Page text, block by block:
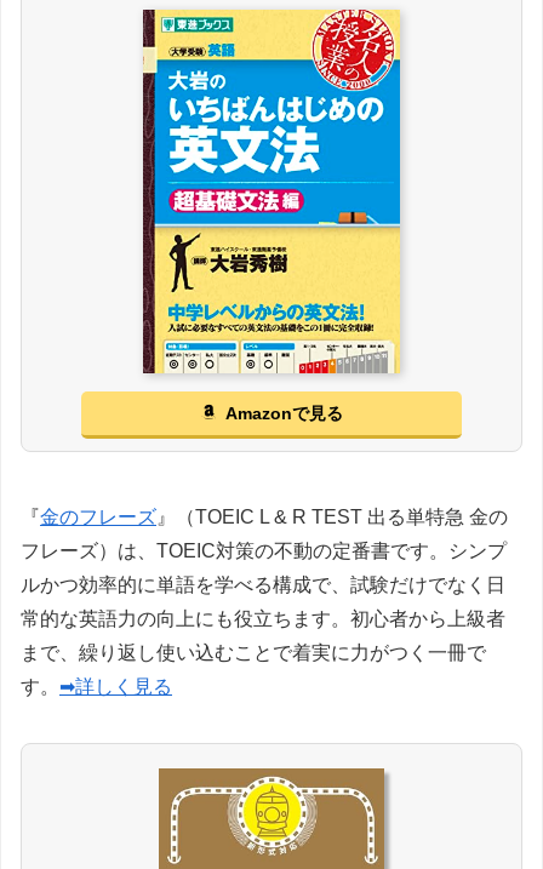
Amazonで見る
『金のフレーズ 』（TOEIC L & R TEST 出る単特急 金の
フレーズ）は、TOEIC対策の不動の定番書です。シンプ
ルかつ効率的に単語を学べる構成で、試験だけでなく日
常的な英語力の向上にも役立ちます。初心者から上級者
まで、繰り返し使い込むことで着実に力がつく一冊で
す。 ➡詳しく見る